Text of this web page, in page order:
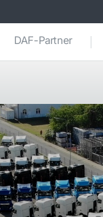
DAF-Partner